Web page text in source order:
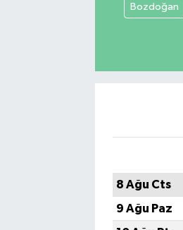
Bozdoğan
8 Ağu Cts
9 Ağu Paz